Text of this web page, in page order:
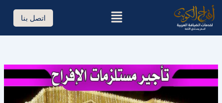
تخطي
إلى
المحتوى
القائمة اتصل بنا